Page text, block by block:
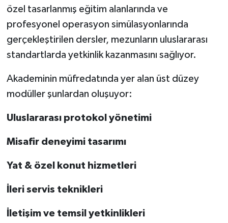
özel tasarlanmış eğitim alanlarında ve
profesyonel operasyon simülasyonlarında
gerçekleştirilen dersler, mezunların uluslararası
standartlarda yetkinlik kazanmasını sağlıyor.
Akademinin müfredatında yer alan üst düzey
modüller şunlardan oluşuyor:
Uluslararası protokol yönetimi
Misafir deneyimi tasarımı
Yat & özel konut hizmetleri
İleri servis teknikleri
İletişim ve temsil yetkinlikleri